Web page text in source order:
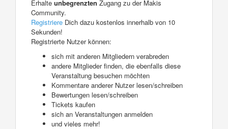
Erhalte unbegrenzten Zugang zu der Makis
Community.
Registriere Dich dazu kostenlos innerhalb von 10
Sekunden!
Registrierte Nutzer können:
sich mit anderen Mitgliedern verabreden
andere Mitglieder finden, die ebenfalls diese
Veranstaltung besuchen möchten
Kommentare anderer Nutzer lesen/schreiben
Bewertungen lesen/schreiben
Tickets kaufen
sich an Veranstaltungen anmelden
und vieles mehr!